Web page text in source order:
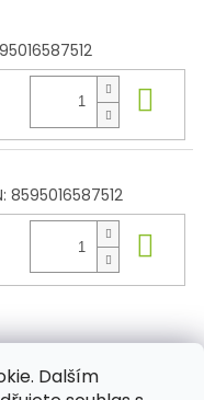
Dalším
8595016587512
Kosmetika Provita